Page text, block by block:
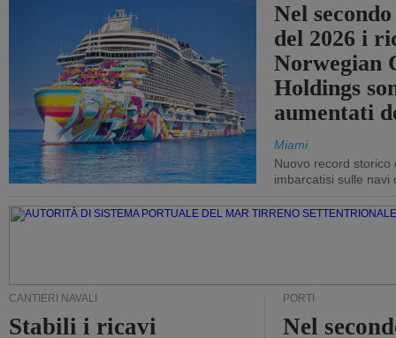
Nel
del 2026 i
Norwegian
Holdings
aumentati
Miami
Nuovo record storico
imbarcatisi sulle navi
CANTIERI NAVALI
Stabili i ricavi
PORTI
Nel